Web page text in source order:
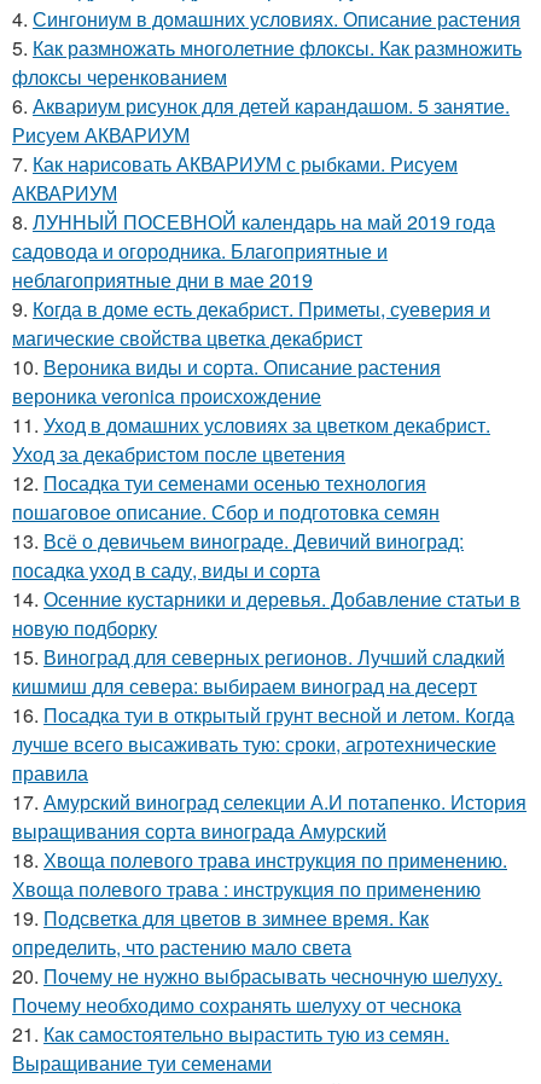
4. Сингониум в домашних условиях. Описание растения
5. Как размножать многолетние флоксы. Как размножить
флоксы черенкованием
6. Аквариум рисунок для детей карандашом. 5 занятие.
Рисуем АКВАРИУМ
7. Как нарисовать АКВАРИУМ с рыбками. Рисуем
АКВАРИУМ
8. ЛУННЫЙ ПОСЕВНОЙ календарь на май 2019 года
садовода и огородника. Благоприятные и
неблагоприятные дни в мае 2019
9. Когда в доме есть декабрист. Приметы, суеверия и
магические свойства цветка декабрист
10. Вероника виды и сорта. Описание растения
вероника veronica происхождение
11. Уход в домашних условиях за цветком декабрист.
Уход за декабристом после цветения
12. Посадка туи семенами осенью технология
пошаговое описание. Сбор и подготовка семян
13. Всё о девичьем винограде. Девичий виноград:
посадка уход в саду, виды и сорта
14. Осенние кустарники и деревья. Добавление статьи в
новую подборку
15. Виноград для северных регионов. Лучший сладкий
кишмиш для севера: выбираем виноград на десерт
16. Посадка туи в открытый грунт весной и летом. Когда
лучше всего высаживать тую: сроки, агротехнические
правила
17. Амурский виноград селекции А.И потапенко. История
выращивания сорта винограда Амурский
18. Хвоща полевого трава инструкция по применению.
Хвоща полевого трава : инструкция по применению
19. Подсветка для цветов в зимнее время. Как
определить, что растению мало света
20. Почему не нужно выбрасывать чесночную шелуху.
Почему необходимо сохранять шелуху от чеснока
21. Как самостоятельно вырастить тую из семян.
Выращивание туи семенами